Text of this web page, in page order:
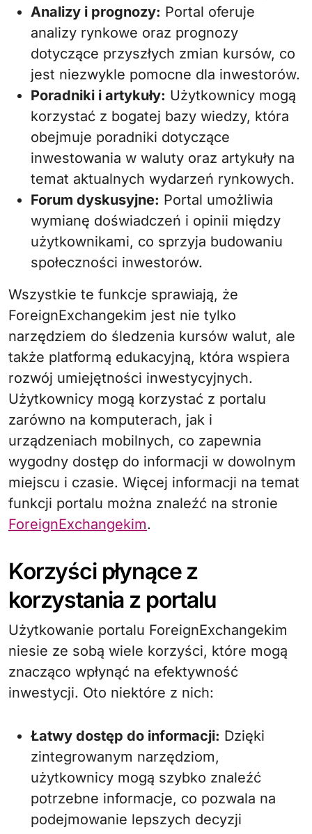
Analizy i prognozy: Portal oferuje
analizy rynkowe oraz prognozy
dotyczące przyszłych zmian kursów, co
jest niezwykle pomocne dla inwestorów.
Poradniki i artykuły: Użytkownicy mogą
korzystać z bogatej bazy wiedzy, która
obejmuje poradniki dotyczące
inwestowania w waluty oraz artykuły na
temat aktualnych wydarzeń rynkowych.
Forum dyskusyjne: Portal umożliwia
wymianę doświadczeń i opinii między
użytkownikami, co sprzyja budowaniu
społeczności inwestorów.
Wszystkie te funkcje sprawiają, że
ForeignExchangekim jest nie tylko
narzędziem do śledzenia kursów walut, ale
także platformą edukacyjną, która wspiera
rozwój umiejętności inwestycyjnych.
Użytkownicy mogą korzystać z portalu
zarówno na komputerach, jak i
urządzeniach mobilnych, co zapewnia
wygodny dostęp do informacji w dowolnym
miejscu i czasie. Więcej informacji na temat
funkcji portalu można znaleźć na stronie
ForeignExchangekim.
Korzyści płynące z
korzystania z portalu
Użytkowanie portalu ForeignExchangekim
niesie ze sobą wiele korzyści, które mogą
znacząco wpłynąć na efektywność
inwestycji. Oto niektóre z nich:
Łatwy dostęp do informacji: Dzięki
zintegrowanym narzędziom,
użytkownicy mogą szybko znaleźć
potrzebne informacje, co pozwala na
podejmowanie lepszych decyzji